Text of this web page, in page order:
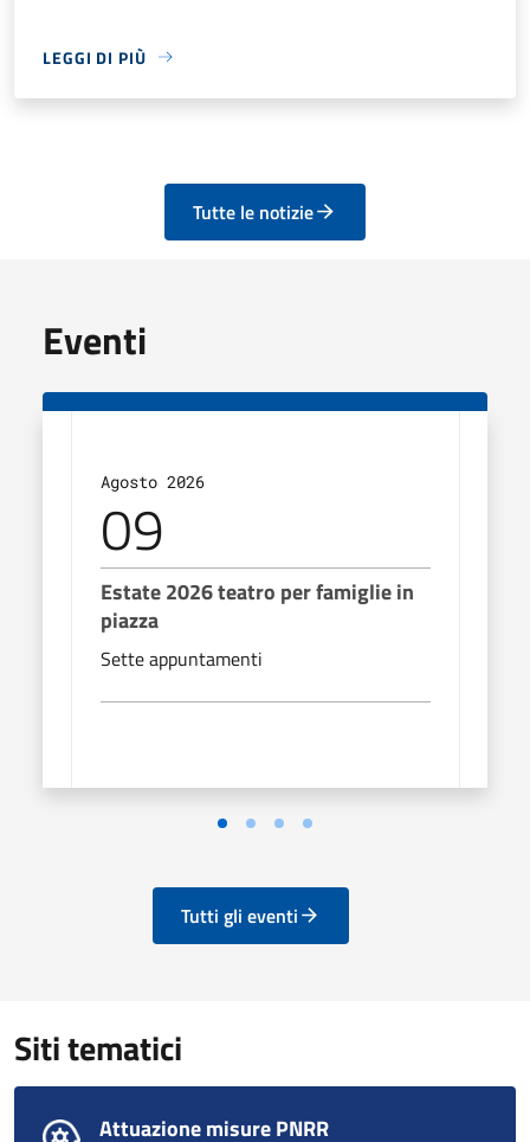
LEGGI DI PIÙ
Tutte le notizie
Eventi
Agosto 2026
09
Estate 2026 teatro per famiglie in
piazza
Sette appuntamenti
Tutti gli eventi
Siti tematici
Attuazione misure PNRR